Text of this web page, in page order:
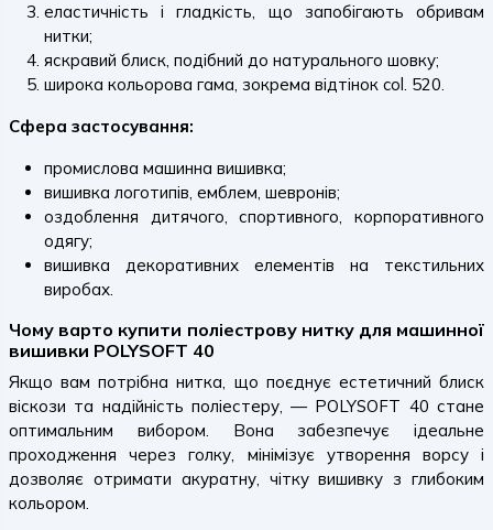
еластичність і гладкість, що запобігають обривам
нитки;
яскравий блиск, подібний до натурального шовку;
широка кольорова гама, зокрема відтінок col. 520.
Сфера застосування:
промислова машинна вишивка;
вишивка логотипів, емблем, шевронів;
оздоблення дитячого, спортивного, корпоративного
одягу;
вишивка декоративних елементів на текстильних
виробах.
Чому варто купити поліестрову нитку для машинної
вишивки POLYSOFT 40
Якщо вам потрібна нитка, що поєднує естетичний блиск
віскози та надійність поліестеру, — POLYSOFT 40 стане
оптимальним вибором. Вона забезпечує ідеальне
проходження через голку, мінімізує утворення ворсу і
дозволяє отримати акуратну, чітку вишивку з глибоким
кольором.